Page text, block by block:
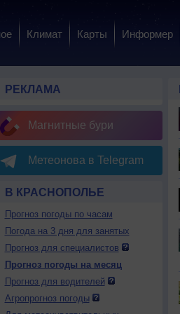
Климат Карты Информер
РЕКЛАМА
Магнитные бури
Метеонова в Telegram
В КРАСНОПОЛЬЕ
Прогноз погоды по часам
Погода на 3 дня для занятых
Прогноз для специалистов
Прогноз погоды на месяц
Прогноз для водителей
Агропрогноз погоды